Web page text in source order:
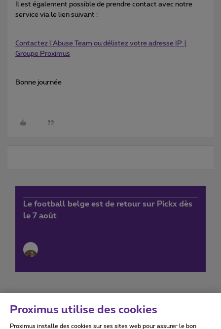
Il est également possible de prendre contact avec notre
service via le lien suivant :
Contactez l'Abuse Team ou délistez votre adresse IP |
Groupe Proximus
Bonne journée
Le football belge est de retour sur Pickx dès
le 7 août
Proximus utilise des cookies
Proximus installe des cookies sur ses sites web pour assurer le bon